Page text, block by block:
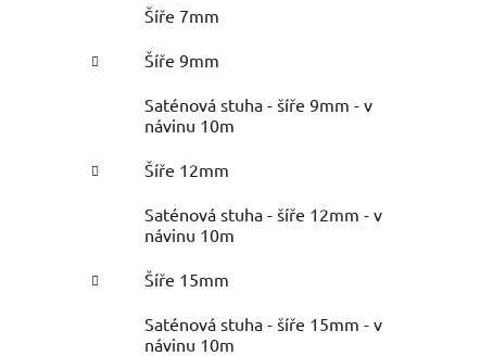
Šíře 7mm
Šíře 9mm
Saténová stuha - šíře 9mm - v
návinu 10m
Šíře 12mm
Saténová stuha - šíře 12mm - v
návinu 10m
Šíře 15mm
Saténová stuha - šíře 15mm - v
návinu 10m